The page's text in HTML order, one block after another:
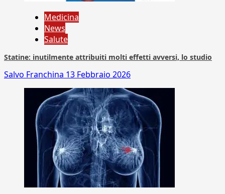
Medicina
News
Salute
Statine: inutilmente attribuiti molti effetti avversi, lo studio
Salvo Franchina 13 Febbraio 2026